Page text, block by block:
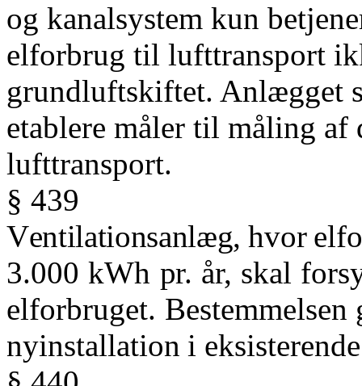
og kanalsystem kun
elforbrug til lufttransport
grundluftskiftet. Anlægget
etablere måler til måling
lufttransport.
§ 439
Ventilationsanlæg, hvor
3.000 kWh pr. år, skal
elforbruget. Bestemmelsen
nyinstallation i eksisterende